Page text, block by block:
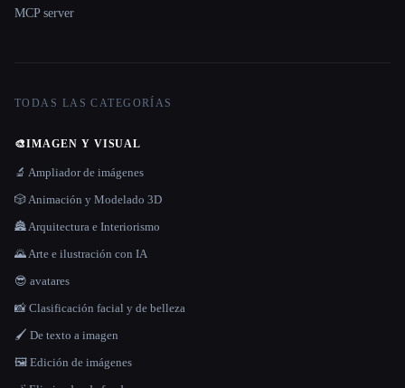
MCP server
TODAS LAS CATEGORÍAS
🎨IMAGEN Y VISUAL
🔬 Ampliador de imágenes
🎲 Animación y Modelado 3D
🏯 Arquitectura e Interiorismo
🌄 Arte e ilustración con IA
😎 avatares
📸 Clasificación facial y de belleza
🖌️ De texto a imagen
🖼️ Edición de imágenes